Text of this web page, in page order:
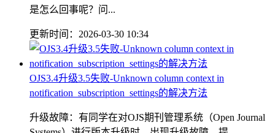
是怎么回事呢？问...
更新时间：2026-03-30 10:34
OJS3.4升级3.5失败-Unknown column context in
notification_subscription_settings的解决方法
升级故障：有同学在对OJS期刊管理系统（Open Journal